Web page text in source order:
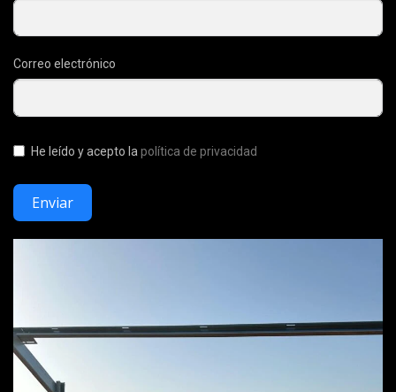
Correo electrónico
He leído y acepto la política de privacidad
Enviar